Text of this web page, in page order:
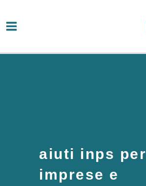
contenuto
aiuti inps per
imprese e